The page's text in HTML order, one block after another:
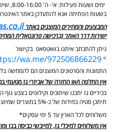
ימים ושעות פעילות: א'- ה' 8:00-16:00, שישי שבת - סגור,
בשעות הפתיחה אנא להתעדכן באתר
המבצעים והמחירים המוצגים באתר
ישירות דרך האתר (ברכישה פרונטאלית
ניתן להתכתב איתנו בוואטסאפ בקישור
>
wa.me/972506866229
התמונות והסרטונים המוצגים הם להמחשה
אין החלפה ו/או החזרה של אביזרי גז מטעמי
בכיריים גז יתכנו שיתוכים וקילופים בצבע
תיתכן סטיה במידות של כ-5% במוצרים שמיוצרים / מורכבים בעבודת יד
משלוחים לכל הארץ עד 5 ימי עסקים*
אין משלוחים למיכלי גז, למייבשי כביסה בגז